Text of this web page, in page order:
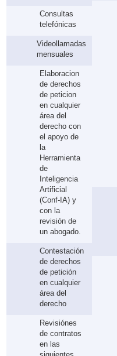
Consultas
telefónicas
Videollamadas
mensuales
Elaboracion
de derechos
de peticion
en cualquier
área del
derecho con
el apoyo de
la
Herramienta
de
Inteligencia
Artificial
(Conf-IA) y
con la
revisión de
un abogado.
Contestación
de derechos
de petición
en cualquier
área del
derecho
Revisiónes
de contratos
en las